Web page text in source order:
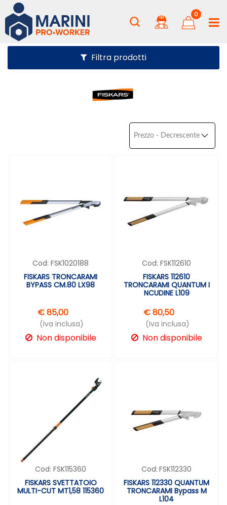
0
Filtra prodotti
Cod: FSK1020188
FISKARS TRONCARAMI
BYPASS CM.80 LX98
€ 85,00
(Iva inclusa)
Non disponibile
Cod: FSK112610
FISKARS 112610
TRONCARAMI QUANTUM I
NCUDINE L109
€ 80,50
(Iva inclusa)
Non disponibile
Cod: FSK115360
FISKARS SVETTATOIO
MULTI-CUT MT1,58 115360
Cod: FSK112330
FISKARS 112330 QUANTUM
TRONCARAMI Bypass M
L104